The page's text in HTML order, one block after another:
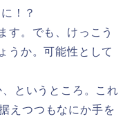
！？
す。でも、けっこう
うか。可能性として
というところ。これ
えつつもなにか手を